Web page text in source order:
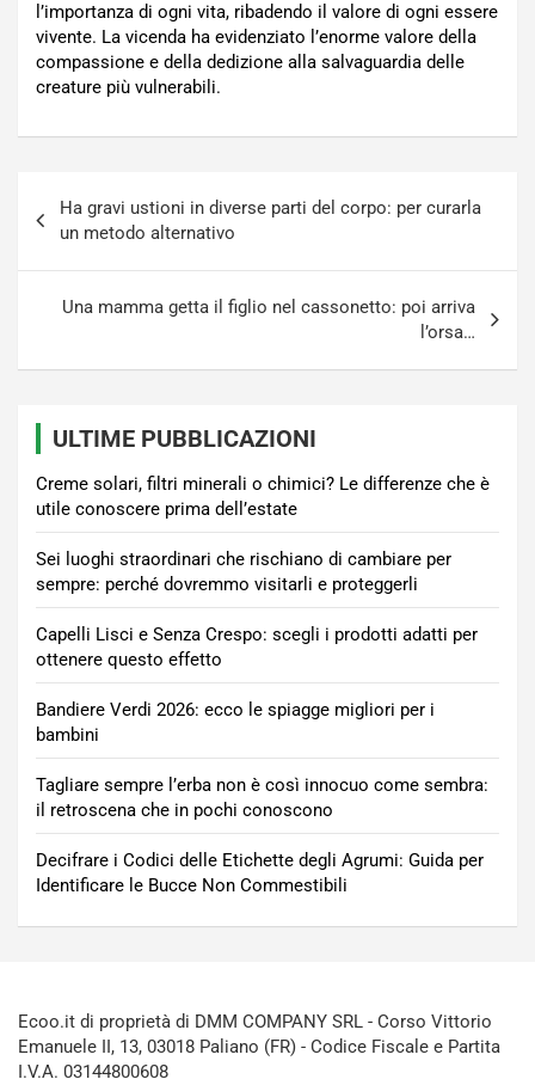
l’importanza di ogni vita, ribadendo il valore di ogni essere
vivente. La vicenda ha evidenziato l’enorme valore della
compassione e della dedizione alla salvaguardia delle
creature più vulnerabili.
articoli
Ha gravi ustioni in diverse parti del corpo: per curarla
un metodo alternativo
Una mamma getta il figlio nel cassonetto: poi arriva
l’orsa…
ULTIME PUBBLICAZIONI
Creme solari, filtri minerali o chimici? Le differenze che è
utile conoscere prima dell’estate
Sei luoghi straordinari che rischiano di cambiare per
sempre: perché dovremmo visitarli e proteggerli
Capelli Lisci e Senza Crespo: scegli i prodotti adatti per
ottenere questo effetto
Bandiere Verdi 2026: ecco le spiagge migliori per i
bambini
Tagliare sempre l’erba non è così innocuo come sembra:
il retroscena che in pochi conoscono
Decifrare i Codici delle Etichette degli Agrumi: Guida per
Identificare le Bucce Non Commestibili
Ecoo.it di proprietà di DMM COMPANY SRL - Corso Vittorio
Emanuele II, 13, 03018 Paliano (FR) - Codice Fiscale e Partita
I.V.A. 03144800608